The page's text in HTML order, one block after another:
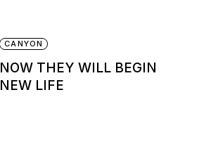
CANYON
NOW THEY WILL BEGIN
NEW LIFE